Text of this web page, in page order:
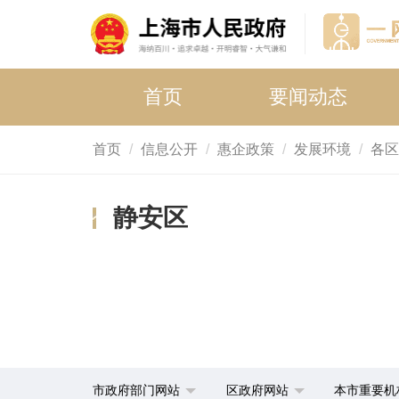
首页 要闻动态
首页 信息公开 惠企政策 发展环境 各
静安区
市政府部门网站 区政府网站 本市重要